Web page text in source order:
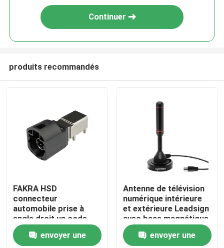
Des produits
Vidéos
Continuer
produits recommandés
FAKRA HSD
connecteur
automobile prise à
angle droit un code
4Pin montage PCB
envoyer une
Antenne de télévision
numérique intérieure
et extérieure Leadsign
avec base magnétique
et antenne de
télévision par câble de
envoyer une